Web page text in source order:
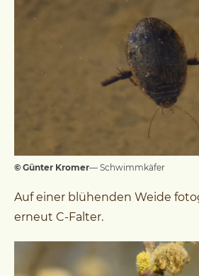
© Günter Kromer— Schwimmkäfer
Auf einer blühenden Weide
erneut C-Falter.